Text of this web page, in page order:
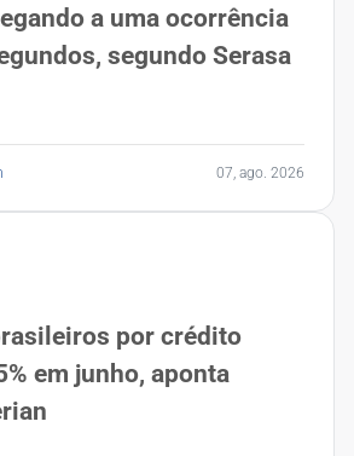
a uma ocorrência
segundo Serasa
07, ago. 2026
por crédito
em junho, aponta